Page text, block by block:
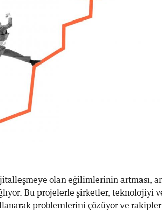
olan eğilimlerinin artması,
Bu projelerle şirketler, teknolojiyi
problemlerini çözüyor ve